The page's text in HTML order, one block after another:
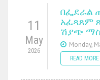
11
May
2026
በፌደራል
አፈጻጸም
ሽያጭ
Monday,
READ MORE